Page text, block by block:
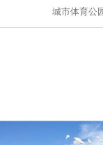
城市体育公